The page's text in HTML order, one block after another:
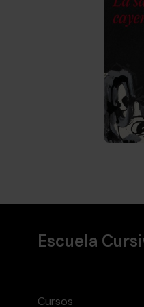
Escuela
Cursos